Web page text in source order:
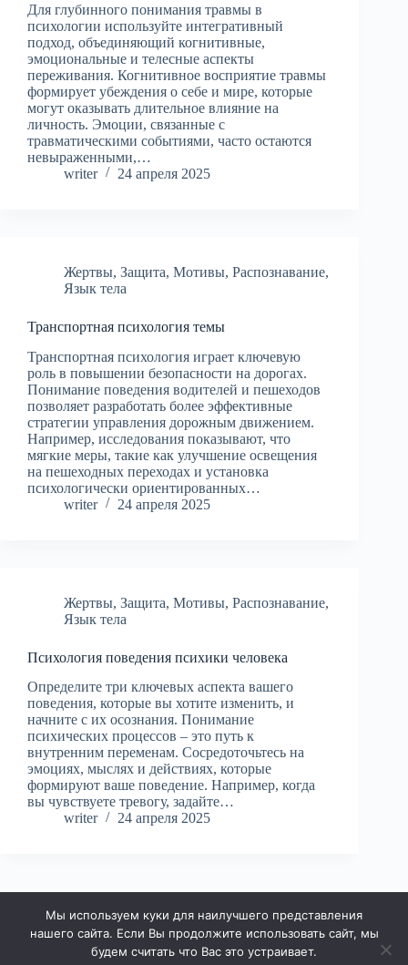
Для глубинного понимания травмы в
психологии используйте интегративный
подход, объединяющий когнитивные,
эмоциональные и телесные аспекты
переживания. Когнитивное восприятие травмы
формирует убеждения о себе и мире, которые
могут оказывать длительное влияние на
личность. Эмоции, связанные с
травматическими событиями, часто остаются
невыраженными,…
writer
24 апреля 2025
Жертвы, Защита, Мотивы, Распознавание,
Язык тела
Транспортная психология темы
Транспортная психология играет ключевую
роль в повышении безопасности на дорогах.
Понимание поведения водителей и пешеходов
позволяет разработать более эффективные
стратегии управления дорожным движением.
Например, исследования показывают, что
мягкие меры, такие как улучшение освещения
на пешеходных переходах и установка
психологически ориентированных…
writer
24 апреля 2025
Жертвы, Защита, Мотивы, Распознавание,
Язык тела
Психология поведения психики человека
Определите три ключевых аспекта вашего
поведения, которые вы хотите изменить, и
начните с их осознания. Понимание
психических процессов – это путь к
внутренним переменам. Сосредоточьтесь на
эмоциях, мыслях и действиях, которые
формируют ваше поведение. Например, когда
вы чувствуете тревогу, задайте…
writer
24 апреля 2025
Мы используем куки для наилучшего представления
нашего сайта. Если Вы продолжите использовать сайт, мы
будем считать что Вас это устраивает.